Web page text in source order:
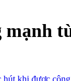
mạnh